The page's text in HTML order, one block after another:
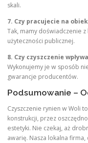
skali.
7. Czy pracujecie na
Tak, mamy doświadczenie
użyteczności publicznej.
8. Czy czyszczenie
Wykonujemy je w sposób
gwarancje producentów.
Podsumowanie –
Czyszczenie rynien w Woli
konstrukcji, przez
estetyki. Nie czekaj, aż
awarię. Nasza lokalna firma,